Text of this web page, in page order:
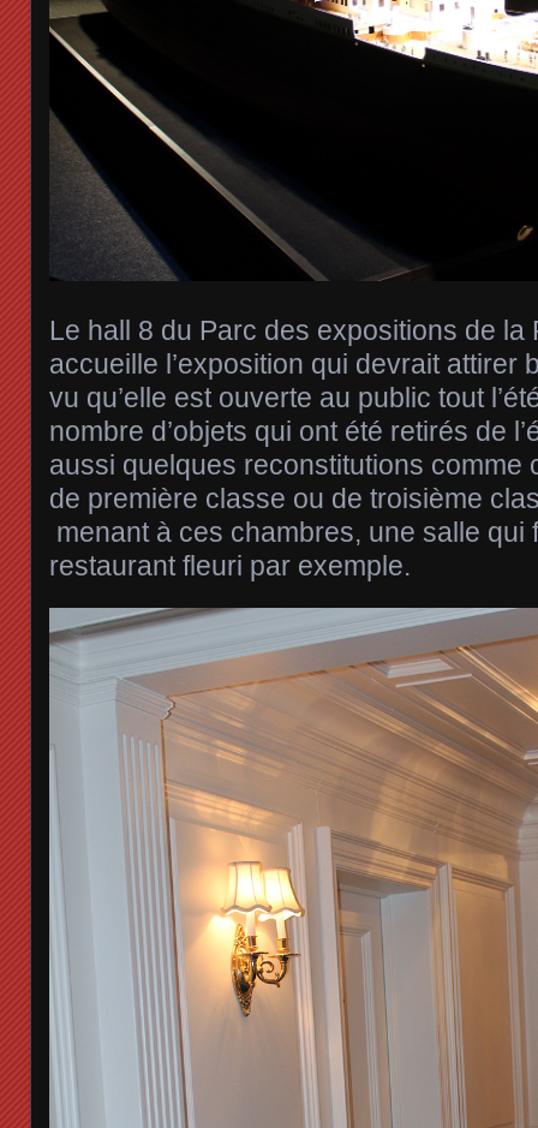
Le hall 8 du Parc des expositions de la
accueille l’exposition qui devrait attirer
vu qu’elle est ouverte au public tout
nombre d’objets qui ont été retirés de
aussi quelques reconstitutions comme
de première classe ou de troisième
menant à ces chambres, une salle qui
restaurant fleuri par exemple.